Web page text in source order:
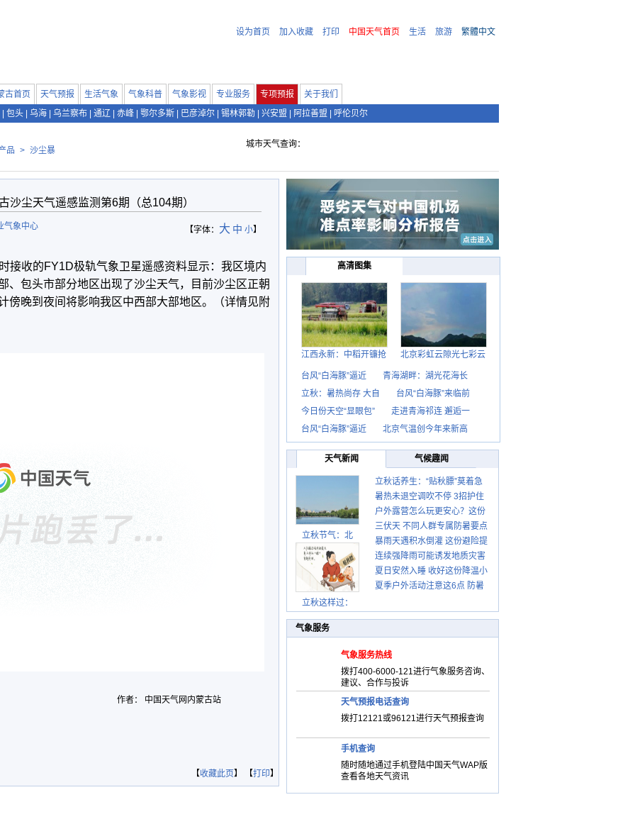
设为首页 加入收藏 打印 中国天气首页 生活 旅游 繁體中文
古首页 天气预报 生活气象 气象科普 气象影视 专业服务 专项预报
关于我们
包头 乌海 乌兰察布 通辽 赤峰 鄂尔多斯 巴彦淖尔 锡林郭勒 兴安盟 阿拉善盟 呼伦贝尔
品 > 沙尘暴
城市天气查询：
沙尘天气遥感监测第6期（总104期）
【字体： 大 中 小】
气象中心
收的FY1D极轨气象卫星遥感资料显示：我区境内
、包头市部分地区出现了沙尘天气，目前沙尘区正朝
傍晚到夜间将影响我区中西部大部地区。（详情见附
作者： 中国天气网内蒙古站
【收藏此页】 【打印】
高清图集
江西永新：中稻开镰抢 北京彩虹云隙光七彩云
台风“白海豚”逼近
青海湖畔：湖光花海长
立秋：暑热尚存 大自
台风“白海豚”来临前
今日份天空“显眼包”
走进青海祁连 邂逅一
台风“白海豚”逼近
北京气温创今年来新高
天气新闻 气候趣闻
立秋节气：北
立秋这样过：
立秋话养生：“贴秋膘”莫着急
先清暑再防燥
暑热未退空调吹不停 3招护住
肩颈不酸痛
户外露营怎么玩更安心？这份
攻略请收好
三伏天 不同人群专属防暑要点
请收好
暴雨天遇积水倒灌 这份避险提
示请收好
连续强降雨可能诱发地质灾害
这些前兆要知道
夏日安然入睡 收好这份降温小
贴士
夏季户外活动注意这6点 防暑
气象服务
气象服务热线
拨打400-6000-121进行气象服务咨询、
建议、合作与投诉
天气预报电话查询
拨打12121或96121进行天气预报查询
手机查询
随时随地通过手机登陆中国天气WAP版
查看各地天气资讯